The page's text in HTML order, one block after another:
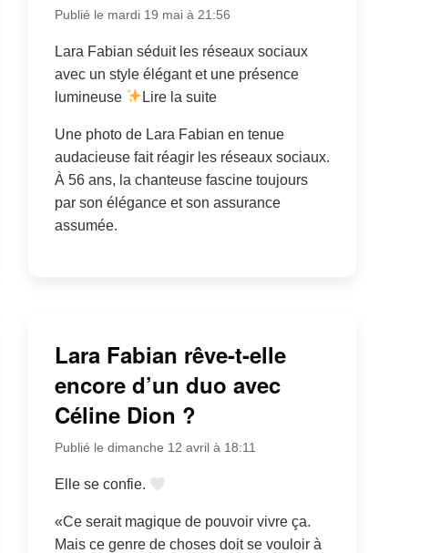
Publié le mardi 19 mai à 21:56
Lara Fabian séduit les réseaux sociaux
avec un style élégant et une présence
lumineuse
Lire la suite
Une photo de Lara Fabian en tenue
audacieuse fait réagir les réseaux sociaux.
À 56 ans, la chanteuse fascine toujours
par son élégance et son assurance
assumée.
Lara Fabian rêve-t-elle
encore d’un duo avec
Céline Dion ?
Publié le dimanche 12 avril à 18:11
Elle se confie.
«Ce serait magique de pouvoir vivre ça.
Mais ce genre de choses doit se vouloir à